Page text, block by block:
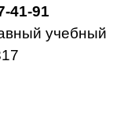
41-91
учебный